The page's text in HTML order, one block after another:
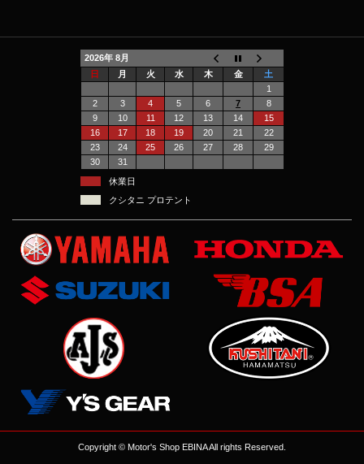
2026年 8月
日
月 火 水 木 金
土
1
2
3 4 5 6 7
8
9
10 11 12 13 14
15
16
17 18 19 20 21
22
23
24 25 26 27 28
29
30
31
休業日
クシタニ プロテント
Copyright © Motor's Shop EBINA All rights Reserved.